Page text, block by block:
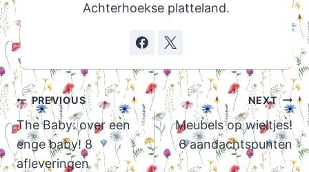
Achterhoekse platteland.
Post
navigation
PREVIOUS
The Baby: over een
enge baby! 8
afleveringen
NEXT
Meubels op wieltjes!
6 aandachtspunten